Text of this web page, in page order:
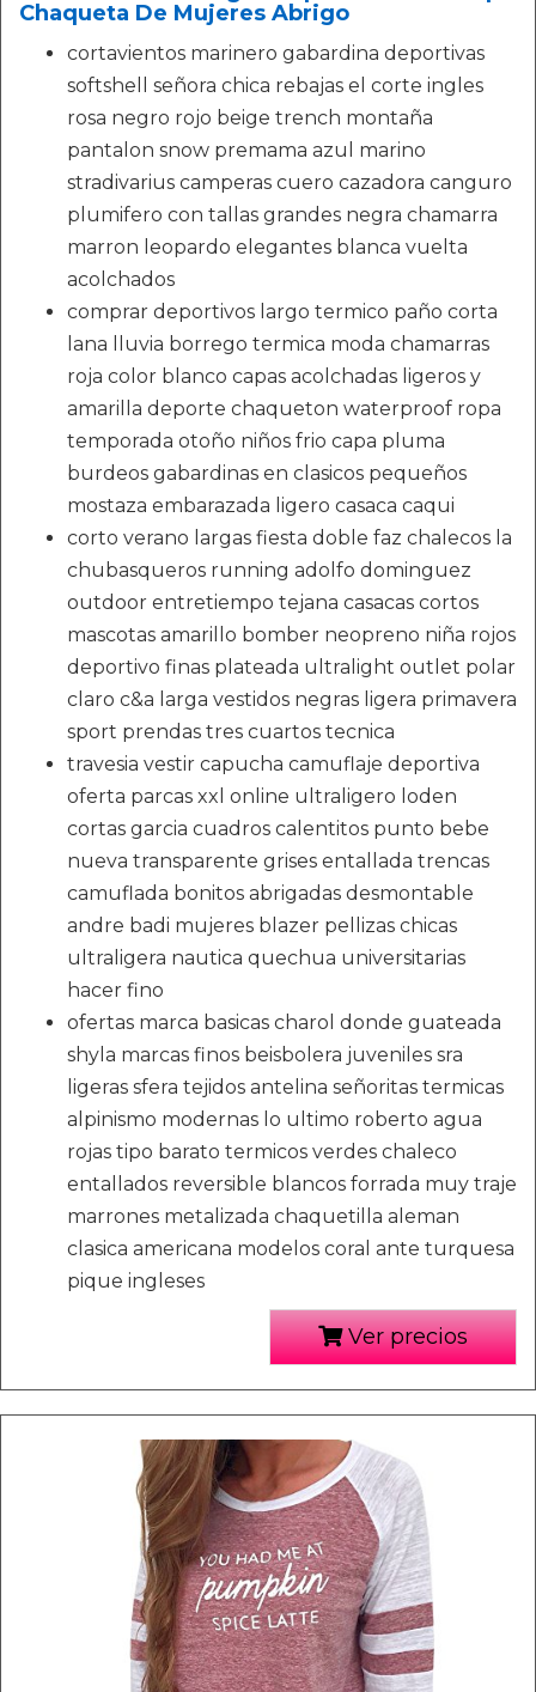
Chaqueta De Mujeres Abrigo
cortavientos marinero gabardina deportivas
softshell señora chica rebajas el corte ingles
rosa negro rojo beige trench montaña
pantalon snow premama azul marino
stradivarius camperas cuero cazadora canguro
plumifero con tallas grandes negra chamarra
marron leopardo elegantes blanca vuelta
acolchados
comprar deportivos largo termico paño corta
lana lluvia borrego termica moda chamarras
roja color blanco capas acolchadas ligeros y
amarilla deporte chaqueton waterproof ropa
temporada otoño niños frio capa pluma
burdeos gabardinas en clasicos pequeños
mostaza embarazada ligero casaca caqui
corto verano largas fiesta doble faz chalecos la
chubasqueros running adolfo dominguez
outdoor entretiempo tejana casacas cortos
mascotas amarillo bomber neopreno niña rojos
deportivo finas plateada ultralight outlet polar
claro c&a larga vestidos negras ligera primavera
sport prendas tres cuartos tecnica
travesia vestir capucha camuflaje deportiva
oferta parcas xxl online ultraligero loden
cortas garcia cuadros calentitos punto bebe
nueva transparente grises entallada trencas
camuflada bonitos abrigadas desmontable
andre badi mujeres blazer pellizas chicas
ultraligera nautica quechua universitarias
hacer fino
ofertas marca basicas charol donde guateada
shyla marcas finos beisbolera juveniles sra
ligeras sfera tejidos antelina señoritas termicas
alpinismo modernas lo ultimo roberto agua
rojas tipo barato termicos verdes chaleco
entallados reversible blancos forrada muy traje
marrones metalizada chaquetilla aleman
clasica americana modelos coral ante turquesa
pique ingleses
Ver precios